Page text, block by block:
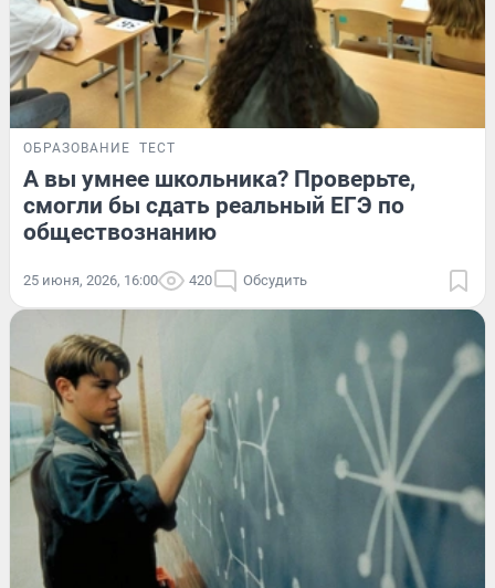
ОБРАЗОВАНИЕ ТЕСТ
А вы умнее школьника? Проверьте,
смогли бы сдать реальный ЕГЭ по
обществознанию
25 июня, 2026, 16:00 420 Обсудить